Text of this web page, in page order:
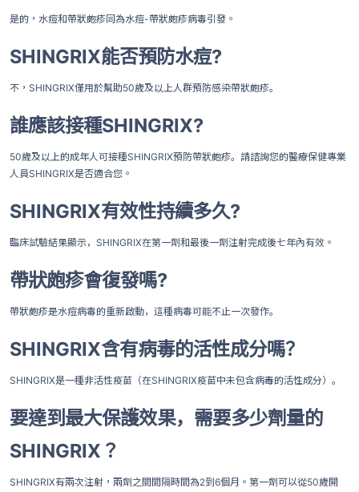
是的，水痘和帶狀皰疹同為水痘-帶狀皰疹病毒引發。
SHINGRIX能否預防水痘?
不，SHINGRIX僅用於幫助50歲及以上人群預防感染帶狀皰疹。
誰應該接種SHINGRIX?
50歲及以上的成年人可接種SHINGRIX預防帶狀皰疹。請諮詢您的醫療保健專業
人員SHINGRIX是否適合您。
SHINGRIX有效性持續多久?
臨床試驗結果顯示，SHINGRIX在第一劑和最後一劑注射完成後七年內有效。
帶狀皰疹會復發嗎?
帶狀皰疹是水痘病毒的重新啟動，這種病毒可能不止一次發作。
SHINGRIX含有病毒的活性成分嗎？
SHINGRIX是一種非活性疫苗（在SHINGRIX疫苗中未包含病毒的活性成分）。
要達到最大保護效果，需要多少劑量的
SHINGRIX？
SHINGRIX有兩次注射，兩劑之間間隔時間為2到6個月。第一劑可以從50歲開